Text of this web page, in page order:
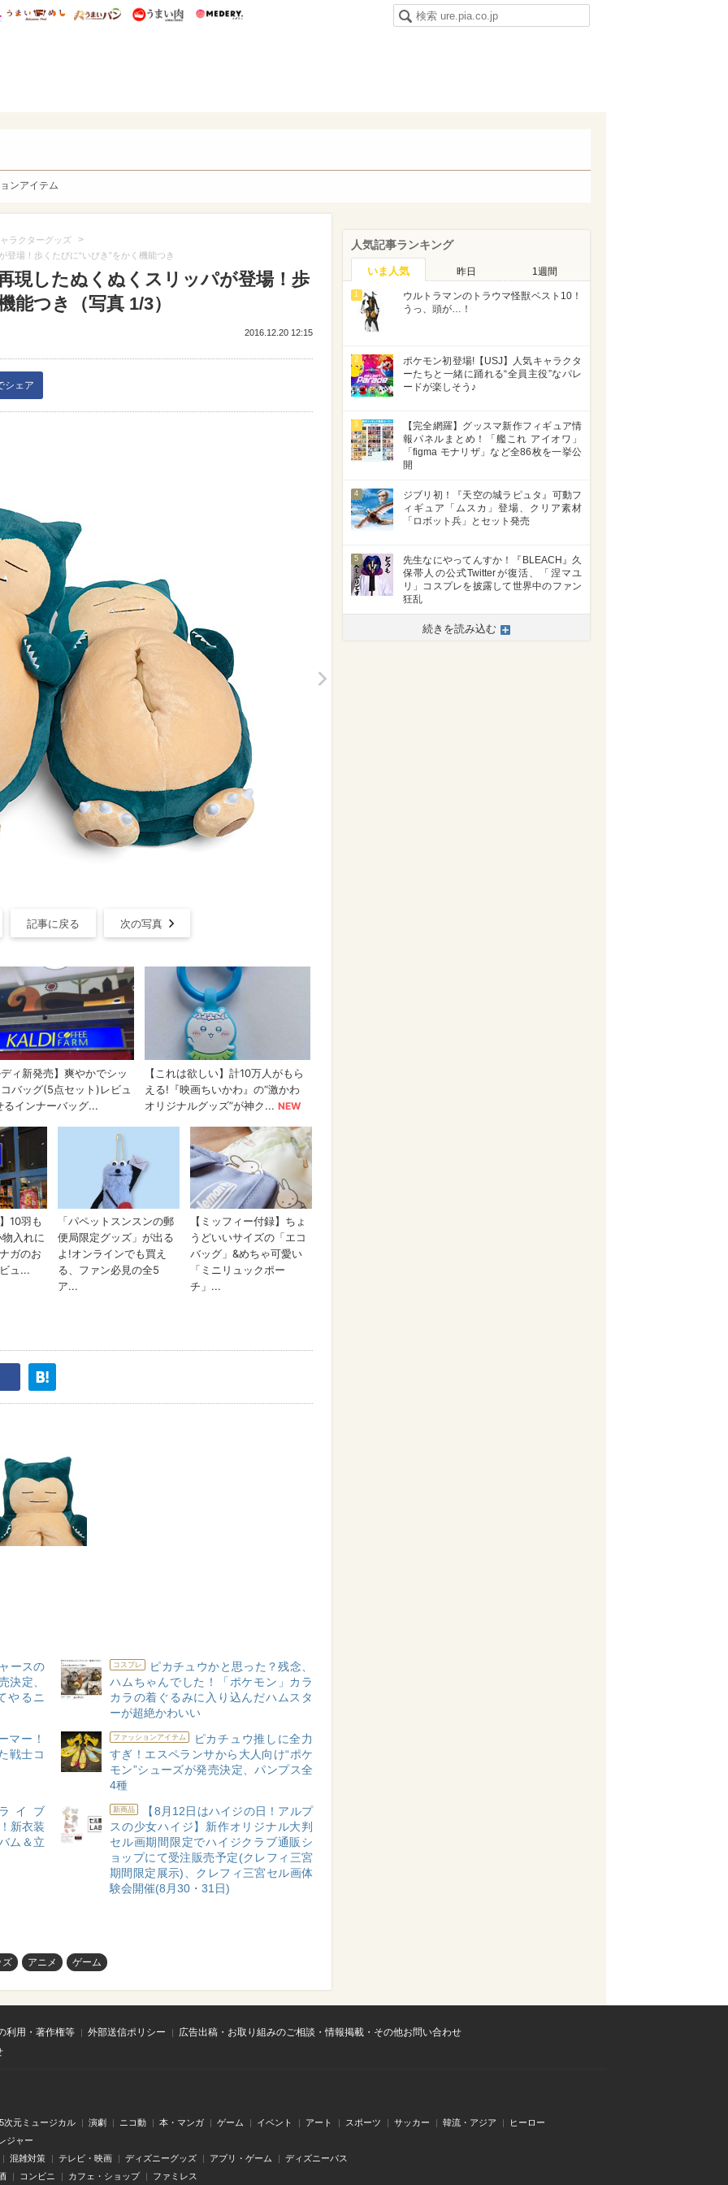
研 ディズニー特集
mimot. うまいめし うまいパン うまい肉
ンアイテム
ラクターグッズ >
場！歩くたびに“いびき”をかく機能つき
現したぬくぬくスリッパが登場！歩
能つき（写真 1/3）
2016.12.20 12:15
シェア
記事に戻る 次の写真
ースの
決定、
やるニ
コスプレ
ピカチュウかと思った？残念、
ハムちゃんでした！「ポケモン」カラ
カラの着ぐるみに入り込んだハムスタ
ーが超絶かわいい
マー！
戦士コ
ファッションアイテム
ピカチュウ推しに全力
すぎ！エスペランサから大人向け“ポケ
モン”シューズが発売決定、パンプス全
4種
イブ
新衣装
ム＆立
新商品
【8月12日はハイジの日！アルプ
スの少女ハイジ】新作オリジナル大判
セル画期間限定でハイジクラブ通販シ
ョップにて受注販売予定(クレフィ三宮
期間限定展示)、クレフィ三宮セル画体
験会開催(8月30・31日)
ズ アニメ ゲーム
人気記事ランキング
いま人気 昨日 1週間
1
ウルトラマンのトラウマ怪獣ベスト10！
うっ、頭が…！
2
ポケモン初登場!【USJ】人気キャラクタ
ーたちと一緒に踊れる“全員主役”なパレ
ードが楽しそう♪
3
【完全網羅】グッスマ新作フィギュア情
報パネルまとめ！「艦これ アイオワ」
「figma モナリザ」など全86枚を一挙公
開
4
ジブリ初！『天空の城ラピュタ』可動フ
ィギュア「ムスカ」登場、クリア素材
「ロボット兵」とセット発売
5
先生なにやってんすか！『BLEACH』久
保帯人の公式Twitterが復活、「涅マユ
リ」コスプレを披露して世界中のファン
狂乱
続きを読み込む
利用・著作権等 外部送信ポリシー
広告出稿・お取り組みのご相談・情報掲載・その他お問い合わせ
次元ミュージカル 演劇 ニコ動 本・マンガ ゲーム イベント アート スポーツ サッカー 韓流・アジア
ヒーロー
ジャー
混雑対策
テレビ・映画 ディズニーグッズ アプリ・ゲーム
ディズニーパス
コンビニ カフェ・ショップ ファミレス